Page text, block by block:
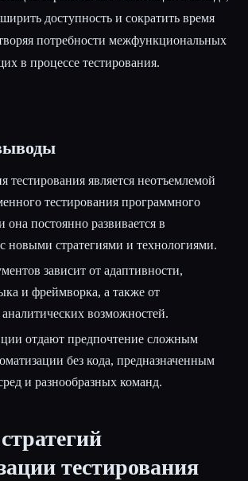
доступность и сократить время
потребности межфункциональных
в процессе тестирования.
тестирования является неотъемлемой
тестирования программного
она постоянно развивается в
новыми стратегиями и технологиями.
зависит от адаптивности,
и фреймворка, а также от
возможностей.
отдают предпочтение сложным
без кода, предназначенным
и разнообразных команд.
тестирования